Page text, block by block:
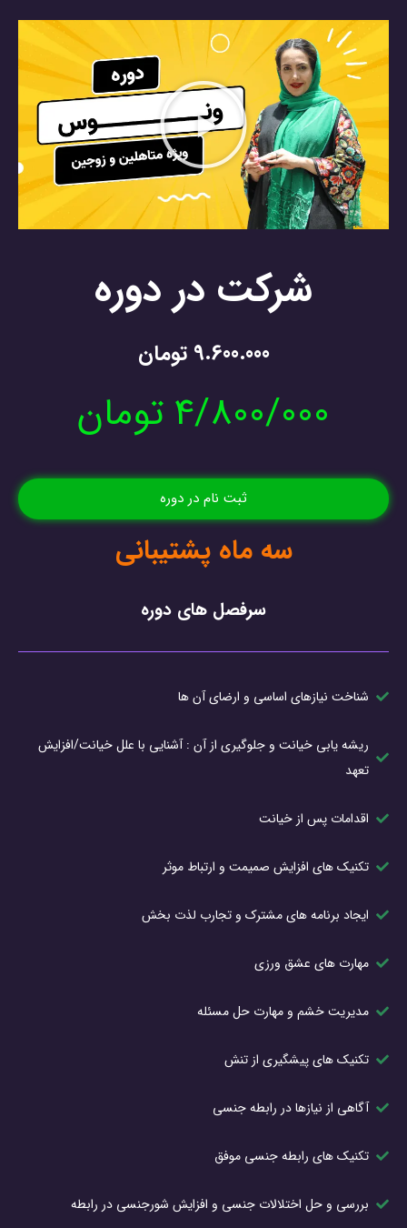
شرکت در دوره
9.600.000 تومان
4/800/000 تومان
ثبت نام در دوره
سه ماه پشتیبانی
سرفصل های دوره
شناخت نیازهای اساسی و ارضای آن ها
ریشه یابی خیانت و جلوگیری از آن : آشنایی با علل خیانت/افزایش
تعهد
اقدامات پس از خیانت
تکنیک های افزایش صمیمت و ارتباط موثر
ایجاد برنامه های مشترک و تجارب لذت بخش
مهارت های عشق ورزی
مدیریت خشم و مهارت حل مسئله
تکنیک های پیشگیری از تنش
آگاهی از نیازها در رابطه جنسی
تکنیک های رابطه جنسی موفق
بررسی و حل اختلالات جنسی و افزایش شورجنسی در رابطه